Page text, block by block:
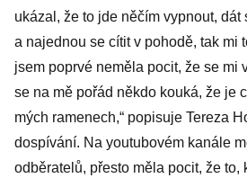
ukázal, že to jde něčím vypnout,
a najednou se cítit v pohodě, tak mi
jsem poprvé neměla pocit, že se mi
se na mě pořád někdo kouká, že je
mých ramenech,“ popisuje Tereza
dospívání. Na youtubovém kanále
odběratelů, přesto měla pocit, že to,